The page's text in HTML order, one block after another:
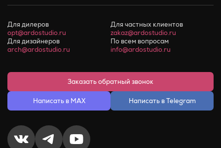
Для дилеров
opt@ardostudio.ru
Для частных клиентов
zakaz@ardostudio.ru
Для дизайнеров
arch@ardostudio.ru
По всем вопросам
info@ardostudio.ru
Заказать обратный звонок
Написать в MAX Написать в Telegram